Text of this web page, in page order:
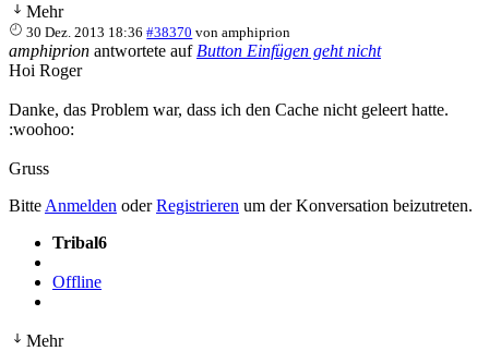
Mehr
30 Dez. 2013 18:36 #38370 vonamphiprion
amphiprion antwortete auf Button Einfügen geht nicht
Hoi Roger
Danke, das Problem war, dass ich den Cache nicht geleert hatte.
:woohoo:
Gruss
Bitte Anmelden oderRegistrieren um der Konversation beizutreten.
Tribal6
Offline
Mehr